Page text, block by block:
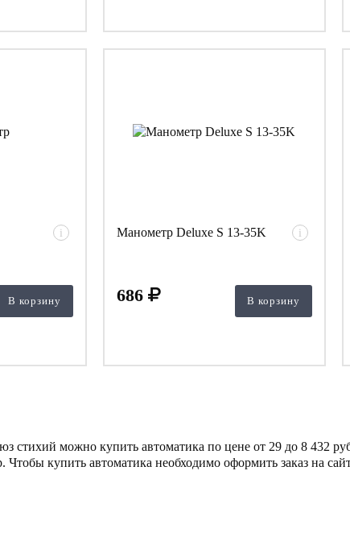
i
В корзину
Манометр Deluxe S 13-35K i
686 В корзину
стихий можно купить автоматика по цене от 29 до 8 432
Чтобы купить автоматика необходимо оформить заказ на